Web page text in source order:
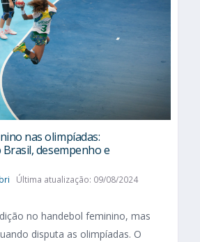
nas olimpíadas:
desempenho e
Última atualização: 09/08/2024
no handebol feminino, mas
disputa as olimpíadas. O